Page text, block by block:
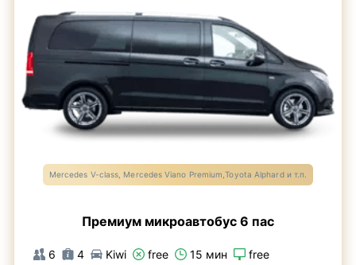
Mercedes V-class, Mercedes Viano Premium,Toyota Alphard и т.п.
Премиум микроавтобус 6 пас
6 4 Kiwi free 15 мин free